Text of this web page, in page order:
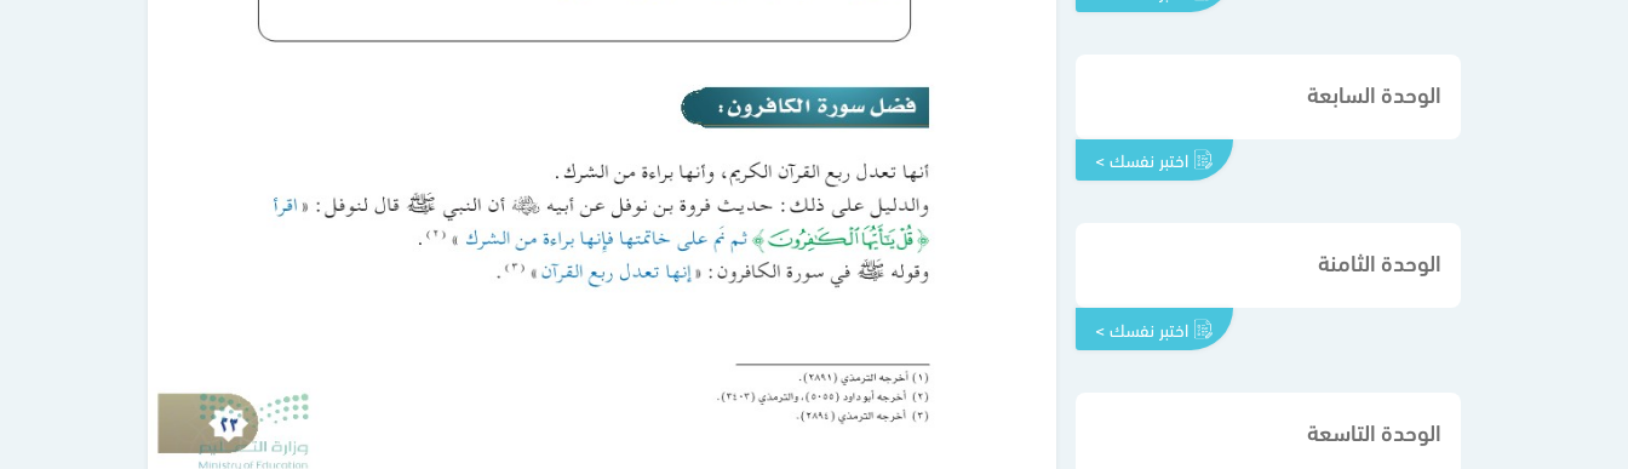
الوحدة السابعة
اختبر نفسك >
الوحدة الثامنة
اختبر نفسك >
الوحدة التاسعة